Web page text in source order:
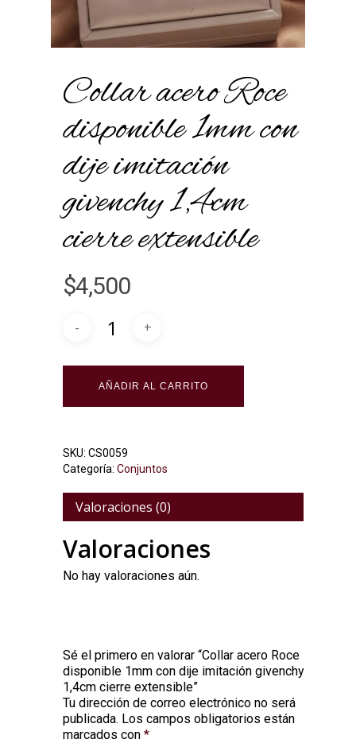
Collar acero Roce
disponible 1mm con
dije imitación
givenchy 1,4cm
cierre extensible
$4,500
AÑADIR AL CARRITO
SKU: CS0059
Categoría: Conjuntos
Valoraciones (0)
Valoraciones
No hay valoraciones aún.
Sé el primero en valorar “Collar acero Roce
disponible 1mm con dije imitación givenchy
1,4cm cierre extensible”
Tu dirección de correo electrónico no será
publicada. Los campos obligatorios están
marcados con *
Alternative: